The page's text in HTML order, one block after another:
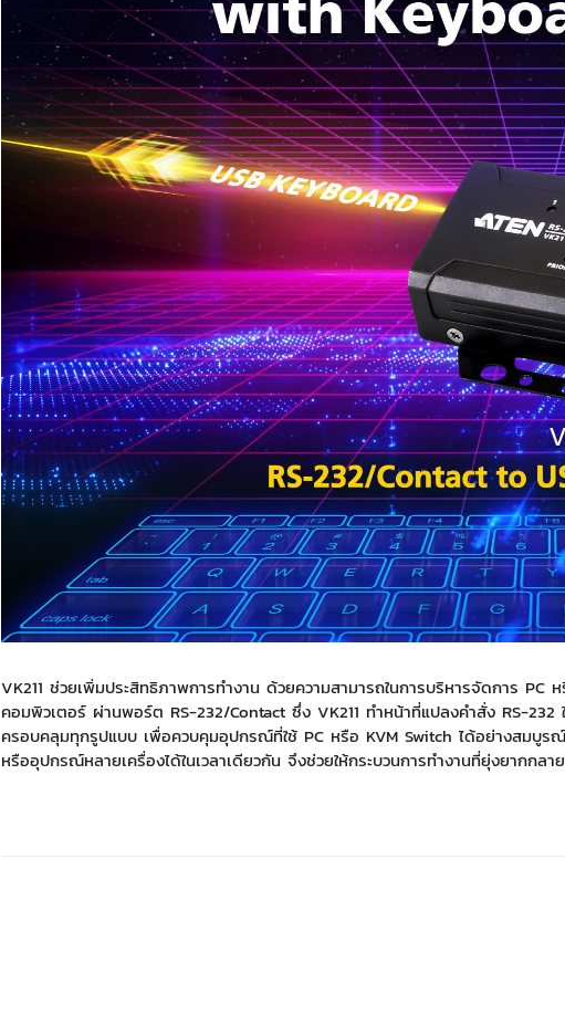
VK211 ช่วยเพิ่มประสิทธิภาพการทำงาน ด้วยความสามารถในการบริหารจัดการ
คอมพิวเตอร์ ผ่านพอร์ต RS-232/Contact ซึ่ง VK211 ทำหน้าที่แปลงคำสั่ง RS-
ครอบคลุมทุกรูปแบบ เพื่อควบคุมอุปกรณ์ที่ใช้ PC หรือ KVM Switch ได้อย่างสมบูร
หรืออุปกรณ์หลายเครื่องได้ในเวลาเดียวกัน จึงช่วยให้กระบวนการทำงานที่ยุ่งยากกลา